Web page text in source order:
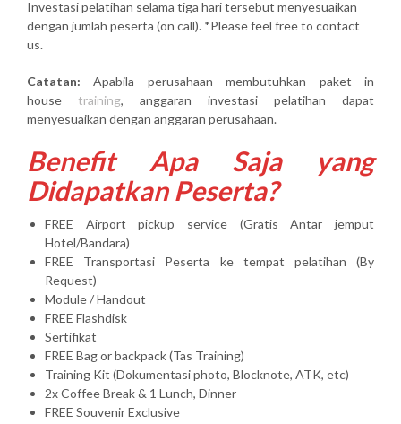
Investasi pelatihan selama tiga hari tersebut menyesuaikan
dengan jumlah peserta (on call). *Please feel free to contact
us.
Catatan: Apabila perusahaan membutuhkan paket in
house training, anggaran investasi pelatihan dapat
menyesuaikan dengan anggaran perusahaan.
Benefit Apa Saja yang
Didapatkan Peserta?
FREE Airport pickup service (Gratis Antar jemput
Hotel/Bandara)
FREE Transportasi Peserta ke tempat pelatihan (By
Request)
Module / Handout
FREE Flashdisk
Sertifikat
FREE Bag or backpack (Tas Training)
Training Kit (Dokumentasi photo, Blocknote, ATK, etc)
2x Coffee Break & 1 Lunch, Dinner
FREE Souvenir Exclusive